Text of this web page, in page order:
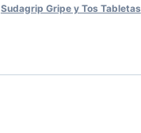
Sudagrip Gripe y Tos Tabletas